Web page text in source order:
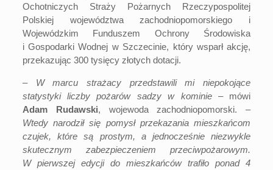
Ochotniczych Straży Pożarnych Rzeczypospolitej
Polskiej województwa zachodniopomorskiego i
Wojewódzkim Funduszem Ochrony Środowiska
i Gospodarki Wodnej w Szczecinie, który wsparł akcję,
przekazując 300 tysięcy złotych dotacji.
– W marcu strażacy przedstawili mi niepokojące
statystyki liczby pożarów sadzy w kominie– mówi
Adam Rudawski, wojewoda zachodniopomorski. –
Wtedy narodził się pomysł przekazania mieszkańcom
czujek, które są prostym, a jednocześnie niezwykle
skutecznym zabezpieczeniem przeciwpożarowym.
W pierwszej edycji do mieszkańców trafiło ponad 4